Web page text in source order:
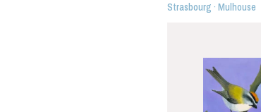
Strasbourg · Mulhouse